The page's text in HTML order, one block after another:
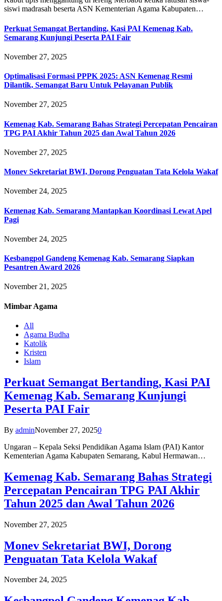
siswi madrasah beserta ASN Kementerian Agama Kabupaten…
Perkuat Semangat Bertanding, Kasi PAI Kemenag Kab.
Semarang Kunjungi Peserta PAI Fair
November 27, 2025
Optimalisasi Formasi PPPK 2025: ASN Kemenag Resmi
Dilantik, Semangat Baru Untuk Pelayanan Publik
November 27, 2025
Kemenag Kab. Semarang Bahas Strategi Percepatan Pencairan
TPG PAI Akhir Tahun 2025 dan Awal Tahun 2026
November 27, 2025
Monev Sekretariat BWI, Dorong Penguatan Tata Kelola Wakaf
November 24, 2025
Kemenag Kab. Semarang Mantapkan Koordinasi Lewat Apel
Pagi
November 24, 2025
Kesbangpol Gandeng Kemenag Kab. Semarang Siapkan
Pesantren Award 2026
November 21, 2025
Mimbar Agama
All
Agama Budha
Katolik
Kristen
Islam
Perkuat Semangat Bertanding, Kasi PAI
Kemenag Kab. Semarang Kunjungi
Peserta PAI Fair
By adminNovember 27, 20250
Ungaran – Kepala Seksi Pendidikan Agama Islam (PAI) Kantor
Kementerian Agama Kabupaten Semarang, Kabul Hermawan…
Kemenag Kab. Semarang Bahas Strategi
Percepatan Pencairan TPG PAI Akhir
Tahun 2025 dan Awal Tahun 2026
November 27, 2025
Monev Sekretariat BWI, Dorong
Penguatan Tata Kelola Wakaf
November 24, 2025